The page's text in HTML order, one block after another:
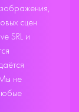
сцен
SRL и
не